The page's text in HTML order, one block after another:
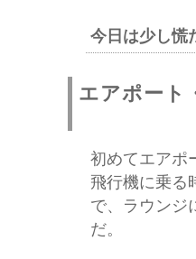
今日は少し慌
エアポート
初めてエアポ
飛行機に乗る
で、ラウンジ
だ。